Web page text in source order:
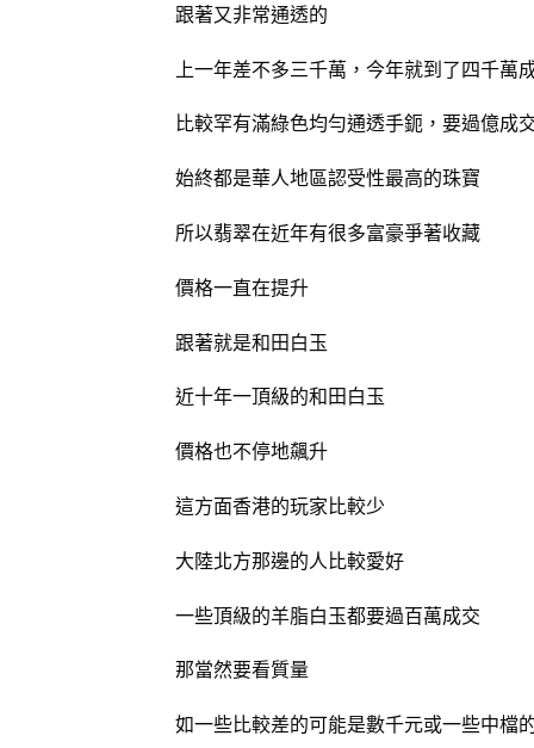
跟著又非常通透的
上一年差不多三千萬，今年就到了四千萬
比較罕有滿綠色均勻通透手鈪，要過億成
始終都是華人地區認受性最高的珠寶
所以翡翠在近年有很多富豪爭著收藏
價格一直在提升
跟著就是和田白玉
近十年一頂級的和田白玉
價格也不停地飆升
這方面香港的玩家比較少
大陸北方那邊的人比較愛好
一些頂級的羊脂白玉都要過百萬成交
那當然要看質量
如一些比較差的可能是數千元或一些中檔